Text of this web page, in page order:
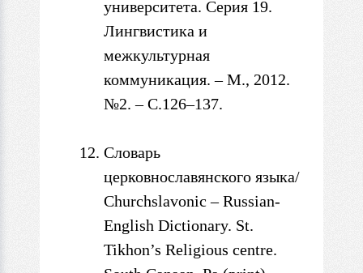
университета. Серия 19.
Лингвистика и
межкультурная
коммуникация. – М., 2012.
№2. – С.126–137.
Словарь
церковнославянского языка/
Сhurchslavonic – Russian-
English Dictionary. St.
Tikhon’s Religious centre.